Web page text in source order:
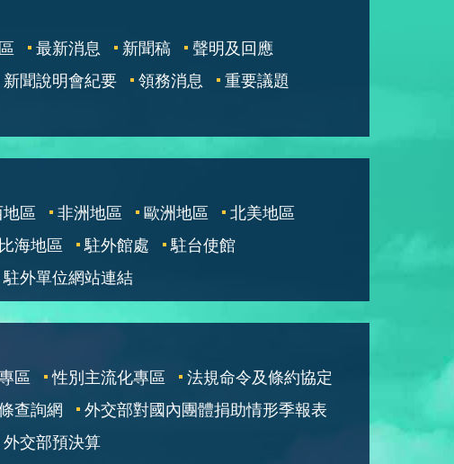
最新消息 新聞稿
聲明及回應
新聞說明會紀要 領務消息
重要議題
區 非洲地區 歐洲地區
北美地區
海地區
駐外館處
駐台使館
駐外單位網站連結
區 性別主流化專區
法規命令及條約協定
查詢網
外交部對國內團體捐助情形季報表
外交部預決算